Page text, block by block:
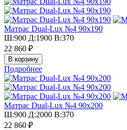
Матрас Dual-Lux №4 90х190
Ш:900 Д:1900 В:370
22 860 ₽
Подробнее
Матрас Dual-Lux №4 90х200
Ш:900 Д:2000 В:370
22 860 ₽